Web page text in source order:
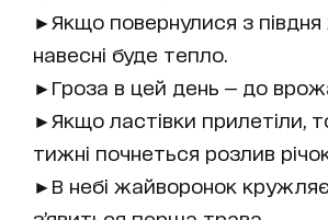
►Якщо повернулися з півдня
навесні буде тепло.
►Гроза в цей день — до
►Якщо ластівки прилетіли,
тижні почнеться розлив
►В небі жайворонок